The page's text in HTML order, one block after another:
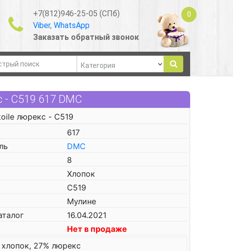
+7(812)946-25-05 (СПб)
Viber, WhatsApp
Заказать обратный звонок
0
C519 617 DMC
люрекс - C519
617
DMC
8
Хлопок
C519
Мулине
16.04.2021
Нет в продаже
хлопок, 27% люрекс